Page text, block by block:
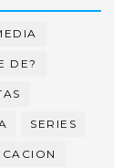
DE?
SERIES